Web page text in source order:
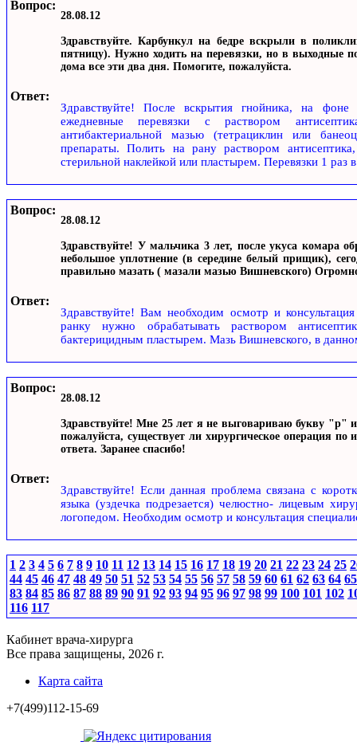
Вопрос:
28.08.12
Здравствуйте. Карбункул на бедре вскрыли в
пятницу). Нужно ходить на перевязки, но в выходные
дома все эти два дня. Помогите, пожалуйста.
Ответ:
Здравствуйте! После вскрытия гнойника, на
ежедневные перевязки с раствором
антибактериальной мазью (тетрациклин или
препараты. Полить на рану раствором
стерильной наклейкой или пластырем. Перевязки 1 раз
Вопрос:
28.08.12
Здравствуйте! У мальчика 3 лет, после укуса комара
небольшое уплотнение (в середине белый прищик),
правильно мазать ( мазали мазью Вишневского)
Ответ:
Здравствуйте! Вам необходим осмотр и
ранку нужно обрабатывать раствором
бактерицидным пластырем. Мазь Вишневского, в
Вопрос:
28.08.12
Здравствуйте! Мне 25 лет я не выговариваю букву "р"
пожалуйста, существует ли хирургическое операция
ответа. Заранее спасибо!
Ответ:
Здравствуйте! Если данная проблема связана с
языка (уздечка подрезается) челюстно- лицевым
логопедом. Необходим осмотр и консультация
1 2 3 4 5 6 7 8 9 10 11 12 13 14 15 16 17 18 19 20 21 22 23 24 25
44 45 46 47 48 49 50 51 52 53 54 55 56 57 58 59 60 61 62 63 64 65
83 84 85 86 87 88 89 90 91 92 93 94 95 96 97 98 99 100 101 102
116 117
Кабинет врача-хирурга
Все права защищены, 2026 г.
Карта сайта
+7(499)112-15-69